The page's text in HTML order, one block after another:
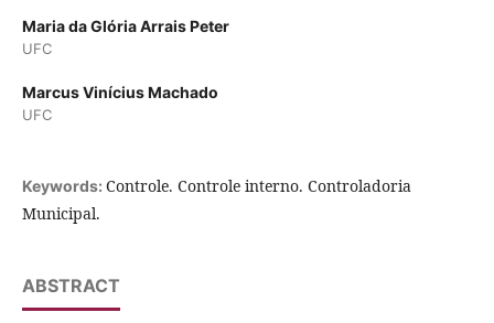
Maria da Glória Arrais Peter
UFC
Marcus Vinícius Machado
UFC
Keywords: Controle. Controle interno. Controladoria
Municipal.
ABSTRACT